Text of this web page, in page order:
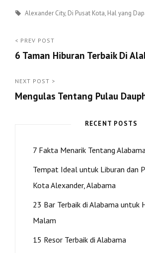
Tags
Alexander City, Di Pusat Kota, Hal yang
Post
navigation
< PREV POST
6 Taman Hiburan Terbaik Di
Prev
Post
NEXT POST >
Mengulas Tentang Pulau
RECENT POSTS
7 Fakta Menarik Tentang Alabama
Tempat Ideal untuk Liburan dan
Kota Alexander, Alabama
23 Bar Terbaik di Alabama untuk
Malam
15 Resor Terbaik di Alabama